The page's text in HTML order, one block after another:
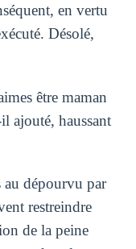
en vertu
Désolé,
être maman
ajouté, haussant
au dépourvu par
restreindre
de la peine